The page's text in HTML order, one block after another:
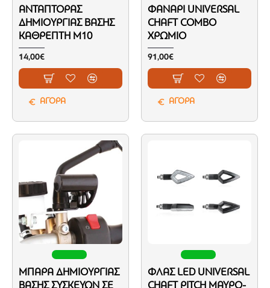
ΑΝΤΆΠΤΟΡΑΣ
ΔΗΜΙΟΥΡΓΊΑΣ ΒΆΣΗΣ
ΚΑΘΡΈΠΤΗ M10
14,00€
ΑΓΟΡΑ
ΦΑΝΆΡΙ UNIVERSAL
CHAFT COMBO
ΧΡΏΜΙΟ
91,00€
ΑΓΟΡΑ
ΜΠΆΡΑ ΔΗΜΙΟΥΡΓΊΑΣ
ΒΆΣΗΣ ΣΥΣΚΕΥΏΝ ΣΕ
ΦΛΑΣ LED UNIVERSAL
CHAFT PITCH ΜΑΎΡΟ-